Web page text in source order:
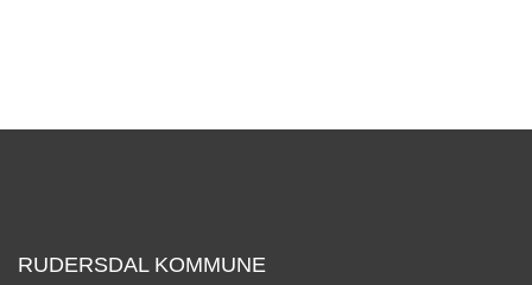
RUDERSDAL KOMMUNE